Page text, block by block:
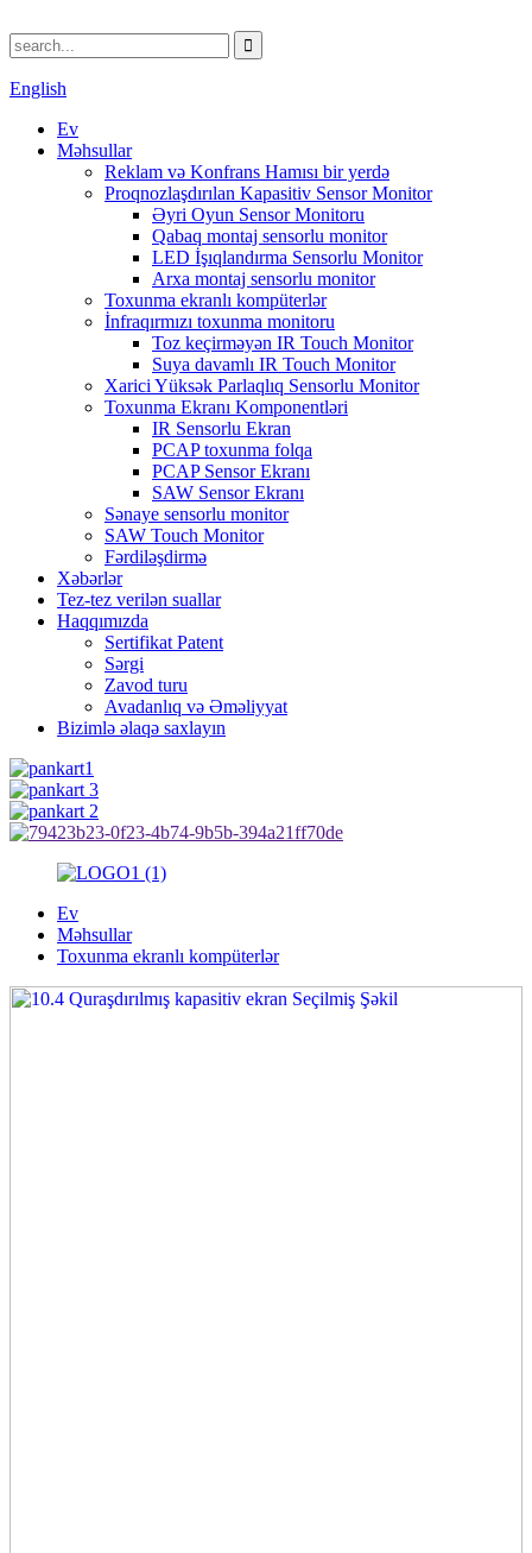
English
Ev
Məhsullar
Reklam və Konfrans Hamısı bir yerdə
Proqnozlaşdırılan Kapasitiv Sensor Monitor
Əyri Oyun Sensor Monitoru
Qabaq montaj sensorlu monitor
LED İşıqlandırma Sensorlu Monitor
Arxa montaj sensorlu monitor
Toxunma ekranlı kompüterlər
İnfraqırmızı toxunma monitoru
Toz keçirməyən IR Touch Monitor
Suya davamlı IR Touch Monitor
Xarici Yüksək Parlaqlıq Sensorlu Monitor
Toxunma Ekranı Komponentləri
IR Sensorlu Ekran
PCAP toxunma folqa
PCAP Sensor Ekranı
SAW Sensor Ekranı
Sənaye sensorlu monitor
SAW Touch Monitor
Fərdiləşdirmə
Xəbərlər
Tez-tez verilən suallar
Haqqımızda
Sertifikat Patent
Sərgi
Zavod turu
Avadanlıq və Əməliyyat
Bizimlə əlaqə saxlayın
Ev
Məhsullar
Toxunma ekranlı kompüterlər